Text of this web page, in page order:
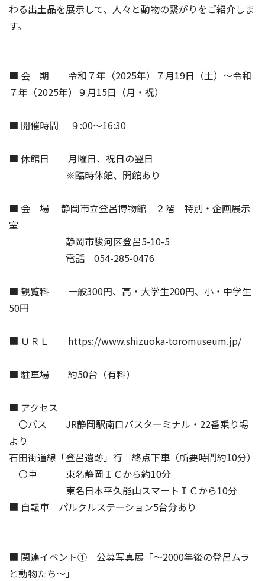
わる出土品を展示して、人々と動物の繋がりをご紹介しま
す。
■ 会 期 令和７年（2025年）７月19日（土）～令和
７年（2025年）９月15日（月・祝）
■ 開催時間 ９:00～16:30
■ 休館日 月曜日、祝日の翌日
※臨時休館、開館あり
■ 会 場 静岡市立登呂博物館 ２階 特別・企画展示
室
静岡市駿河区登呂5-10-5
電話 054-285-0476
■ 観覧料 一般300円、高・大学生200円、小・中学生
50円
■ ＵＲＬ https://www.shizuoka-toromuseum.jp/
■ 駐車場 約50台（有料）
■ アクセス
〇バス JR静岡駅南口バスターミナル・22番乗り場
より
石田街道線「登呂遺跡」行 終点下車（所要時間約10分）
〇車 東名静岡ＩＣから約10分
東名日本平久能山スマートＩＣから10分
■ 自転車 パルクルステーション5台分あり
■ 関連イベント① 公募写真展「～2000年後の登呂ムラ
と動物たち～」